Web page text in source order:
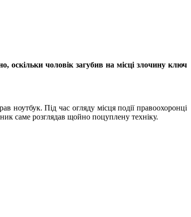
оскільки чоловік загубив на місці злочину ключ
ноутбук. Під час огляду місця події правоохоронці
саме розглядав щойно поцуплену техніку.